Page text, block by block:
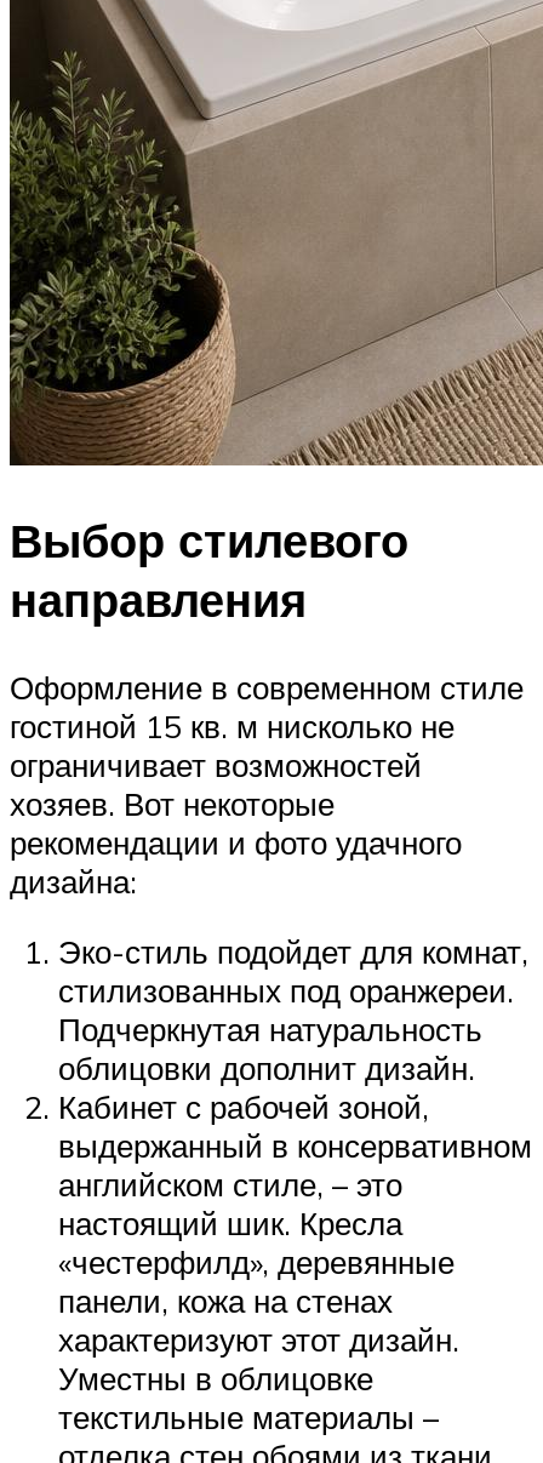
Выбор стилевого
направления
Оформление в современном стиле
гостиной 15 кв. м нисколько не
ограничивает возможностей
хозяев. Вот некоторые
рекомендации и фото удачного
дизайна:
Эко-стиль подойдет для комнат,
стилизованных под оранжереи.
Подчеркнутая натуральность
облицовки дополнит дизайн.
Кабинет с рабочей зоной,
выдержанный в консервативном
английском стиле, – это
настоящий шик. Кресла
«честерфилд», деревянные
панели, кожа на стенах
характеризуют этот дизайн.
Уместны в облицовке
текстильные материалы –